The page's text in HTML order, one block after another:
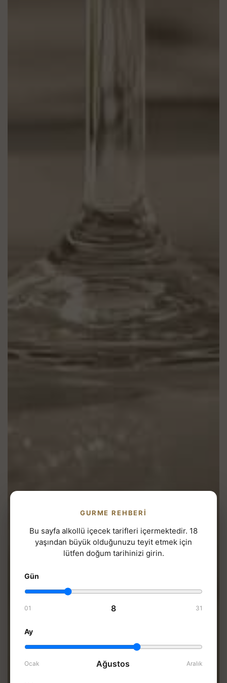
GURME REHBERI
Bu sayfa alkollü içecek tarifleri içermektedir. 18
yaşından büyük olduğunuzu teyit etmek için
lütfen doğum tarihinizi girin.
Gün
01 8 31
Ay
Ocak Ağustos Aralık